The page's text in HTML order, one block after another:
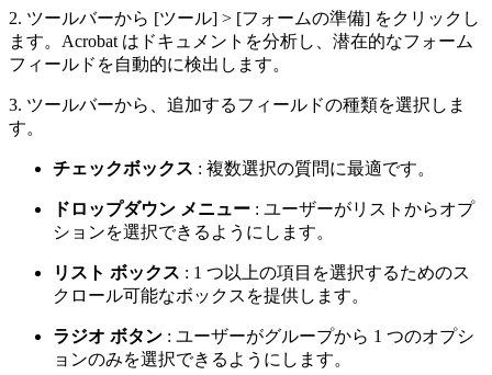
2. ツールバーから [ツール] > [フォームの準備] をクリックし
ます。Acrobat はドキュメントを分析し、潜在的なフォーム
フィールドを自動的に検出します。
3. ツールバーから、追加するフィールドの種類を選択しま
す。
チェックボックス : 複数選択の質問に最適です。
ドロップダウン メニュー : ユーザーがリストからオプ
ションを選択できるようにします。
リスト ボックス : 1 つ以上の項目を選択するためのス
クロール可能なボックスを提供します。
ラジオ ボタン : ユーザーがグループから 1 つのオプシ
ョンのみを選択できるようにします。